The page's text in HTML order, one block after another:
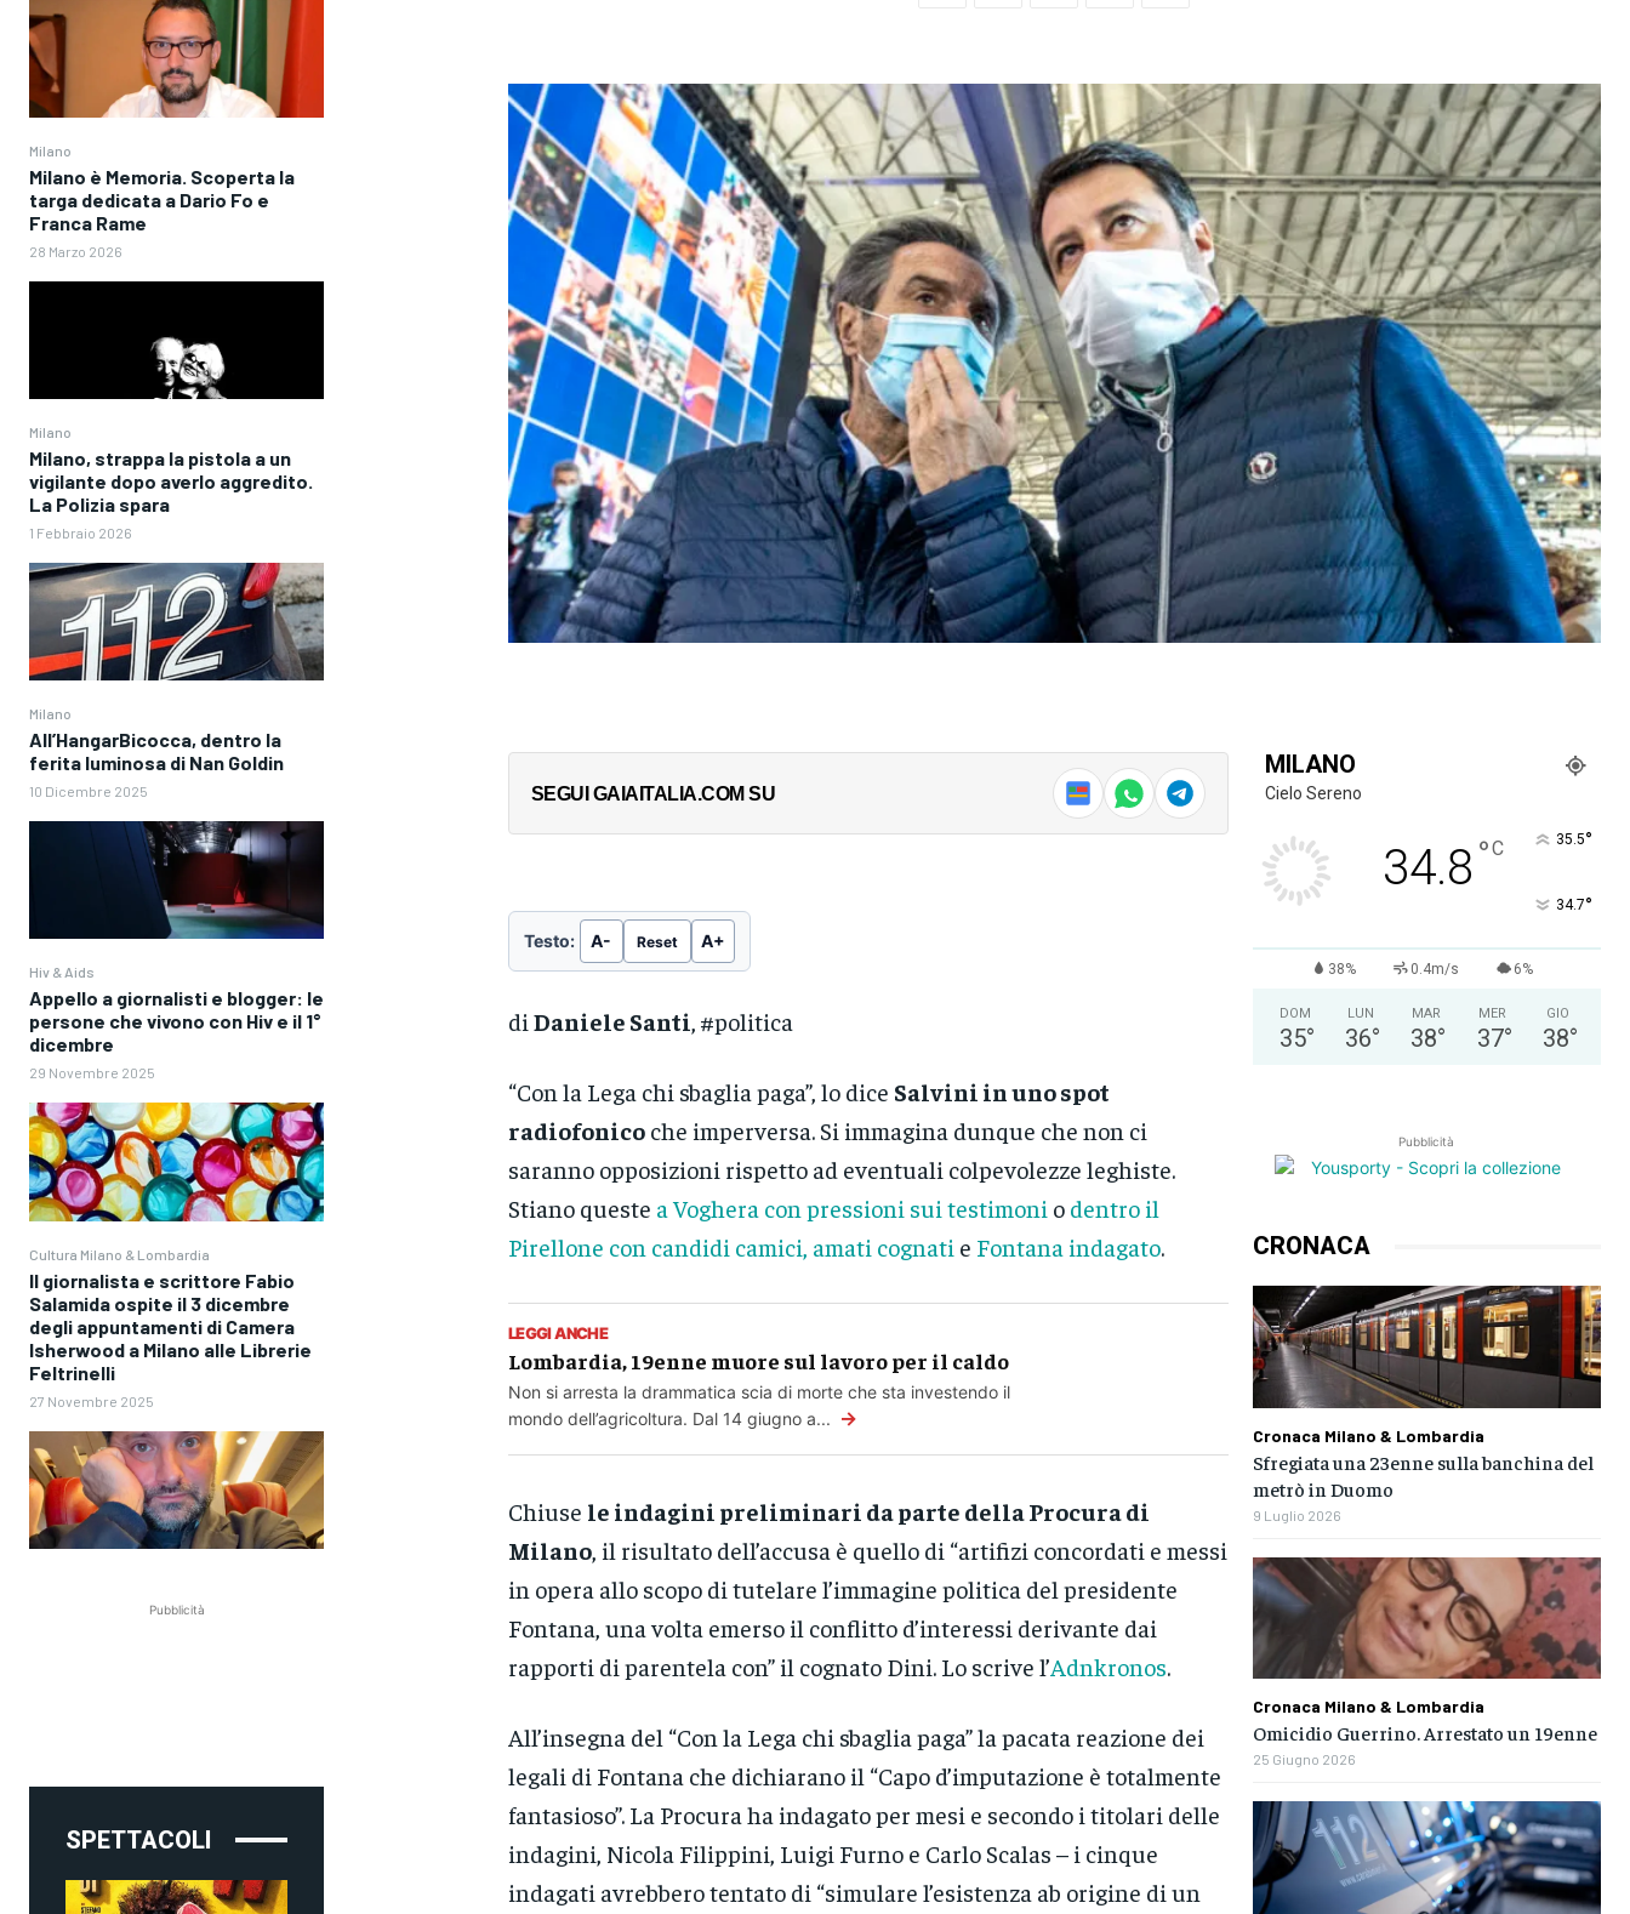
Non si arresta la drammatica scia di
morte che sta investendo il mondo
dell’agricoltura. Dal 14 giugno a...→
Milano
Milano è Memoria. Scoperta la
targa dedicata a Dario Fo e
Franca Rame
28 Marzo 2026
Milano
Milano, strappa la pistola a un
vigilante dopo averlo aggredito.
La Polizia spara
1 Febbraio 2026
Milano
All’HangarBicocca, dentro la
ferita luminosa di Nan Goldin
10 Dicembre 2025
Hiv & Aids
Appello a giornalisti e blogger: le
persone che vivono con Hiv e il 1°
dicembre
29 Novembre 2025
Cultura Milano & Lombardia
Il giornalista e scrittore Fabio
Salamida ospite il 3 dicembre
degli appuntamenti di Camera
Isherwood a Milano alle Librerie
Feltrinelli
27 Novembre 2025
Pubblicità
SPETTACOLI
SEGUI GAIAITALIA.COM SU
Testo: A- Reset A+
di Daniele Santi, #politica
“Con la Lega chi sbaglia paga”, lo dice Salvini in uno spot
radiofonicoche imperversa. Si immagina dunque che non ci
saranno opposizioni rispetto ad eventuali colpevolezze leghiste.
Stiano queste a Voghera con pressioni sui testimoni o dentro il
Pirellone con candidi camici, amati cognati e Fontana indagato.
LEGGI ANCHE
Lombardia, 19enne muore sul lavoro per il caldo
Non si arresta la drammatica scia di morte che sta investendo il
mondo dell’agricoltura. Dal 14 giugno a... →
Chiuse le indagini preliminari da parte della Procura di
Milano, il risultato dell’accusa è quello di “artifizi concordati e messi
in opera allo scopo di tutelare l’immagine politica del presidente
Fontana, una volta emerso il conflitto d’interessi derivante dai
rapporti di parentela con” il cognato Dini. Lo scrive l’Adnkronos.
All’insegna del “Con la Lega chi sbaglia paga” la pacata reazione dei
legali di Fontana che dichiarano il “Capo d’imputazione è totalmente
fantasioso”. La Procura ha indagato per mesi e secondo i titolari delle
indagini, Nicola Filippini, Luigi Furno e Carlo Scalas – i cinque
indagati avrebbero tentato di “simulare l’esistenza ab origine di un
MILANO
Cielo Sereno
34.8 °C 35.5°
34.7°
38% 0.4m/s 6%
DOM
35°
LUN
36°
MAR
38°
MER
37°
GIO
38°
Pubblicità
CRONACA
Cronaca Milano & Lombardia
Sfregiata una 23enne sulla banchina del
metrò in Duomo
9 Luglio 2026
Cronaca Milano & Lombardia
Omicidio Guerrino. Arrestato un 19enne
25 Giugno 2026